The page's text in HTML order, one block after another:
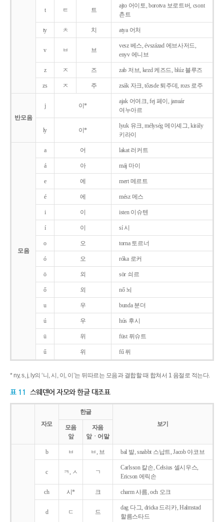
t ㅌ 트
ajto 어이토, borotva 보로트버, csont
촌트
ty ㅊ 치 atya 어처
v ㅂ 브
vesz 베스, évszázad 에브사저드,
enyv 에니브
z ㅈ 즈 zab 저브, kezd 케즈드, blúz 블루즈
zs ㅈ 주 zsák 자크, tőzsde 퇴주데, rozs 로주
반모음
j 이*
ajak 어여크, fej 페이, január
여누아르
ly 이*
lyuk 유크, mélység 메이셰그, király
키라이
모음
a 어 lakat 러커트
á 아 máj 마이
e 에 mert 메르트
é 에 mész 메스
i 이 isten 이슈텐
í 이 sí 시
o 오 torna 토르너
ó 오 róka 로커
ö 외 sör 쇠르
ő 외 nő 뇌
u 우 bunda 분더
ú 우 hús 후시
ü 위 füst 퓌슈트
ű 위 fű 퓌
* ny, s, j, ly의 ‘니, 시, 이, 이’는 뒤따르는 모음과 결합할 때 합쳐서 1 음절로 적는다.
표 11 스웨덴어 자모와 한글 대조표
자모
한글
보기
모음
앞
자음
앞ㆍ어말
b ㅂ ㅂ, 브 bal 발, snabbt 스납트, Jacob 야코브
c ㅋ, ㅅ ㄱ
Carlsson 칼손, Celsius 셀시우스,
Ericson 에릭손
ch 시* 크 charm 샤름, och 오크
d ㄷ 드
dag 다그, dricka 드리카, Halmstad
할름스타드